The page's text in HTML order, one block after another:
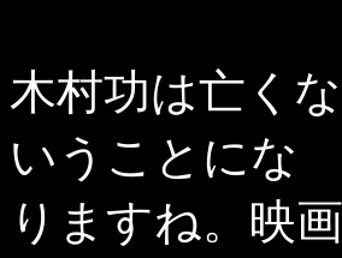
木村功は亡く
いうことにな
りますね。映